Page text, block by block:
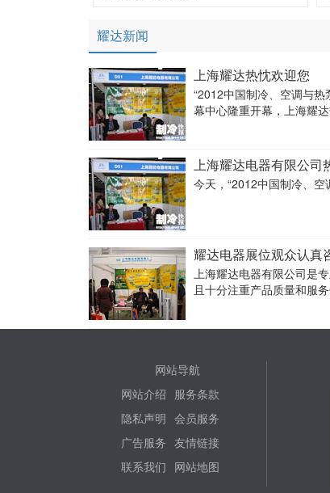
耀达新闻
上海耀达热忱欢迎您
“2012中国制冷、空调与
幕中心隆重开幕，上海耀达
上海耀达电器有限公司
今天，“2012中国制冷、
耀达电器展位观众认真
上海耀达电器有限公司是
且十分注重产品质量和服
网站导航
网站介绍 服务条款
隐私声明 会员服务
广告服务 友情链接
联系我们 网站地图